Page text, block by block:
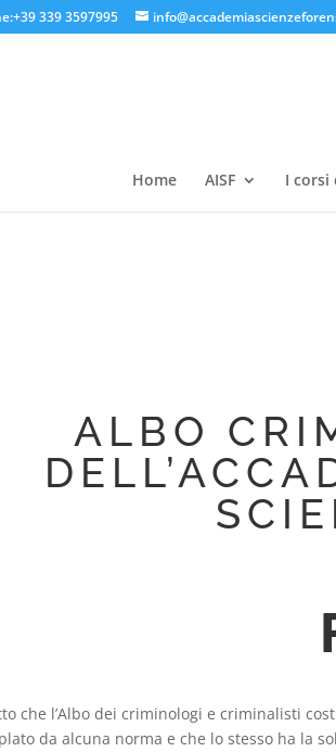
339 3597995
Home AISF I corsi
ALBO
che l’Albo dei criminologi e criminalisti
da alcuna norma e che lo stesso ha la